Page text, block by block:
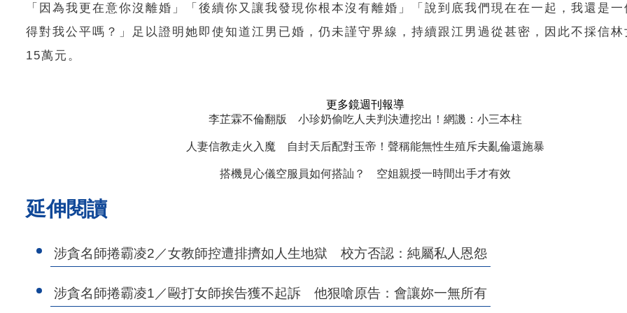
「因為我更在意你沒離婚」「後續你又讓我發現你根本沒有離婚」「說到底我們現在在一起，我還是
得對我公平嗎？」足以證明她即使知道江男已婚，仍未謹守界線，持續跟江男過從甚密，因此不採信
15萬元。
更多鏡週刊報導
李芷霖不倫翻版 小珍奶偷吃人夫判決遭挖出！網譏：小三本柱
人妻信教走火入魔 自封天后配對玉帝！聲稱能無性生殖斥夫亂倫還施暴
搭機見心儀空服員如何搭訕？ 空姐親授一時間出手才有效
延伸閱讀
涉貪名師捲霸凌2／女教師控遭排擠如人生地獄 校方否認：純屬私人恩怨
涉貪名師捲霸凌1／毆打女師挨告獲不起訴 他狠嗆原告：會讓妳一無所有